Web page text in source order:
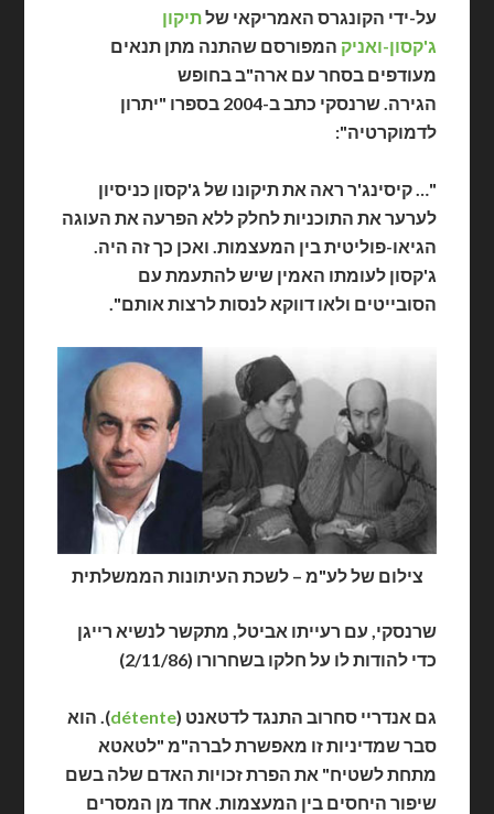
על-ידי הקונגרס האמריקאי שלתיקון
ג'קסון-ואניקהמפורסם שהתנה מתן תנאים
מעודפים בסחר עם ארה"ב בחופש
הגירה.
שרנסקי כתב ב-2004 בספרו "יתרון
לדמוקרטיה":
"… קיסינג'ר ראה את תיקונו של ג'קסון כניסיון
לערער את התוכניות לחלק ללא הפרעה את העוגה
הגיאו-פוליטית בין המעצמות. ואכן כך זה היה.
ג'קסון לעומתו האמין שיש להתעמת עם
הסובייטים ולאו דווקא לנסות לרצות אותם".
צילום של לע"מ – לשכת העיתונות הממשלתית
שרנסקי, עם רעייתו אביטל, מתקשר לנשיא רייגן
כדי להודות לו על חלקו בשחרורו (2/11/86)
גם אנדריי סחרוב התנגד לדטאנט (détente
).הוא
סבר שמדיניות זו מאפשרת לברה"מ "לטאטא
מתחת לשטיח" את הפרת זכויות האדם שלה בשם
שיפור היחסים בין המעצמות. אחד מן המסרים